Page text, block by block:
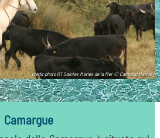
crédit photo OT Saintes Maries de la Mer © Camping Marius
Camargue